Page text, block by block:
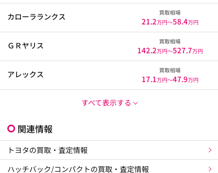
カローラランクス 買取相場
21.2万円〜58.4万円
ＧＲヤリス 買取相場
142.2万円〜527.7万円
アレックス 買取相場
17.1万円〜47.9万円
すべて表示する
関連情報
トヨタの買取・査定情報
ハッチバック/コンパクトの買取・査定情報